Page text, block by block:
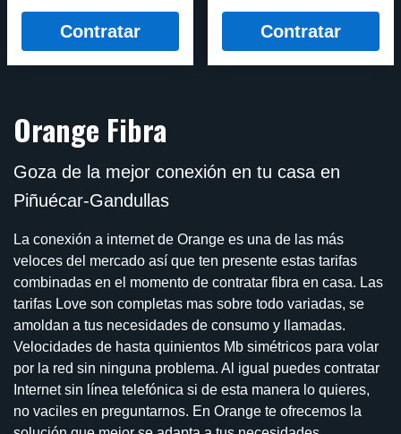
Contratar Contratar
Orange Fibra
Goza de la mejor conexión en tu casa en
Piñuécar-Gandullas
La conexión a internet de Orange es una de las más
veloces del mercado así que ten presente estas tarifas
combinadas en el momento de contratar fibra en casa. Las
tarifas Love son completas mas sobre todo variadas, se
amoldan a tus necesidades de consumo y llamadas.
Velocidades de hasta quinientos Mb simétricos para volar
por la red sin ninguna problema. Al igual puedes contratar
Internet sin línea telefónica si de esta manera lo quieres,
no vaciles en preguntarnos. En Orange te ofrecemos la